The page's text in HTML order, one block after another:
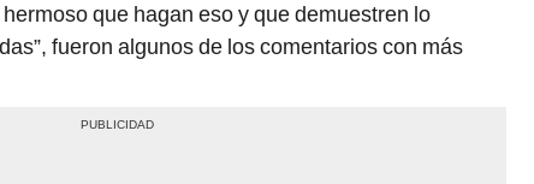
que hagan eso y que demuestren lo
fueron algunos de los comentarios con más